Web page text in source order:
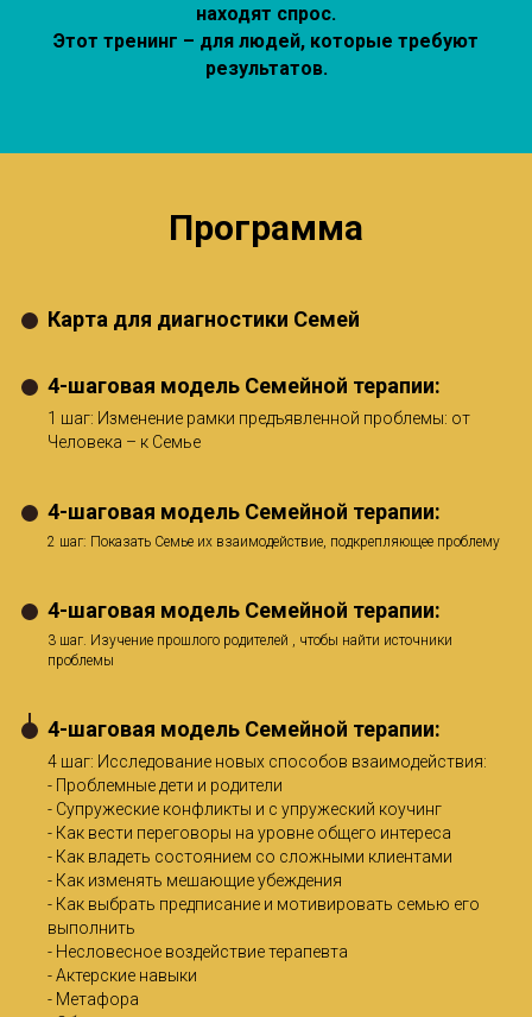
находят спрос.
Этот тренинг – для людей, которые требуют
результатов.
Программа
Карта для диагностики Семей
4-шаговая модель Семейной терапии:
1 шаг: Изменение рамки предъявленной проблемы: от
Человека – к Семье
4-шаговая модель Семейной терапии:
2 шаг: Показать Семье их взаимодействие, подкрепляющее проблему
4-шаговая модель Семейной терапии:
3 шаг. Изучение прошлого родителей , чтобы найти источники
проблемы
4-шаговая модель Семейной терапии:
4 шаг: Исследование новых способов взаимодействия:
- Проблемные дети и родители
- Супружеские конфликты и с упружеский коучинг
- Как вести переговоры на уровне общего интереса
- Как владеть состоянием со сложными клиентами
- Как изменять мешающие убеждения
- Как выбрать предписание и мотивировать семью его
выполнить
- Несловесное воздействие терапевта
- Актерские навыки
- Метафора